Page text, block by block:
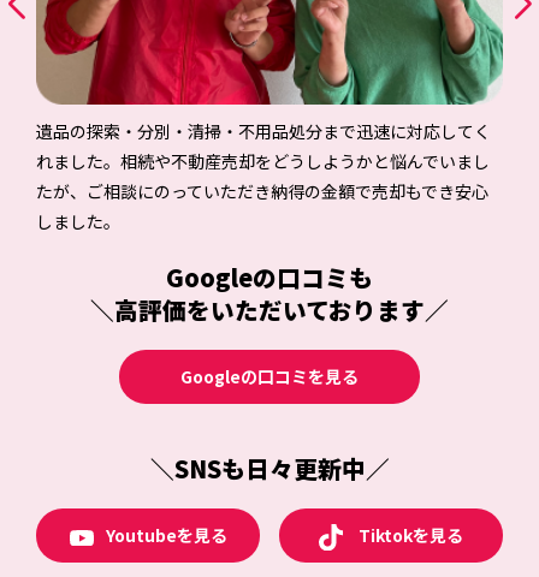
遺品の探索・分別・清掃・不用品処分まで迅速に対応してく
れました。相続や不動産売却をどうしようかと悩んでいまし
たが、ご相談にのっていただき納得の金額で売却もでき安心
しました。
Googleの口コミも
＼高評価をいただいております／
Googleの口コミを見る
＼SNSも日々更新中／
Youtubeを見る Tiktokを見る